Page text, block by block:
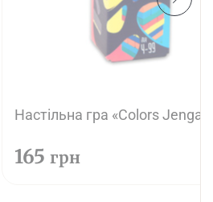
Настільна гра «Colors Jenga»
165 грн